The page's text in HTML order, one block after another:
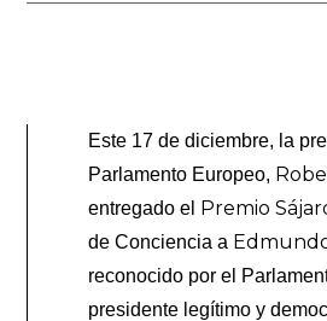
Este 17 de diciembre, la
Parlamento Europeo,
entregado el Premio
de Conciencia a
reconocido por el
presidente legítimo y